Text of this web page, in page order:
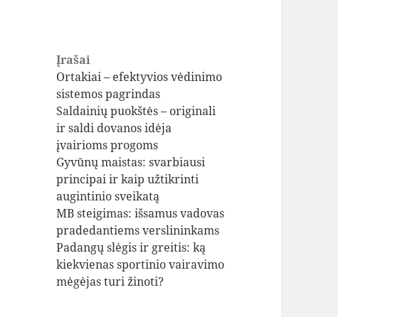
Įrašai
Ortakiai – efektyvios vėdinimo
sistemos pagrindas
Saldainių puokštės – originali
ir saldi dovanos idėja
įvairioms progoms
Gyvūnų maistas: svarbiausi
principai ir kaip užtikrinti
augintinio sveikatą
MB steigimas: išsamus vadovas
pradedantiems verslininkams
Padangų slėgis ir greitis: ką
kiekvienas sportinio vairavimo
mėgėjas turi žinoti?